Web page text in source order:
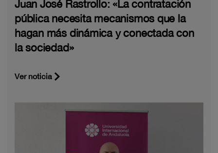
Juan José Rastrollo: «La contratación
pública necesita mecanismos que la
hagan más dinámica y conectada con
la sociedad»
Ver noticia